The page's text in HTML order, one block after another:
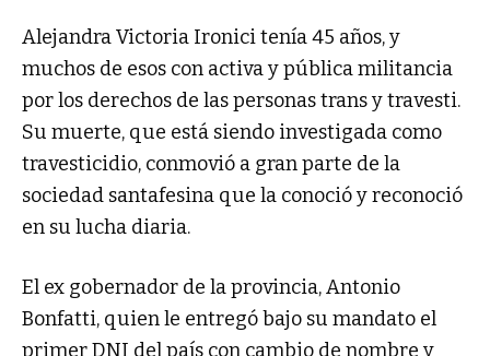
Alejandra Victoria Ironici tenía 45 años, y
muchos de esos con activa y pública militancia
por los derechos de las personas trans y travesti.
Su muerte, que está siendo investigada como
travesticidio, conmovió a gran parte de la
sociedad santafesina que la conoció y reconoció
en su lucha diaria.
El ex gobernador de la provincia, Antonio
Bonfatti, quien le entregó bajo su mandato el
primer DNI del país con cambio de nombre y